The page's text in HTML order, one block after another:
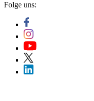
Folge uns: